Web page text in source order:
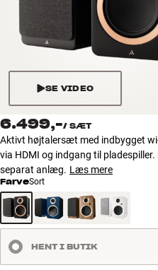
NYHEDER
TILBUD
Find Butik
Kundeservice
Byg med Lyd
SE VIDEO
6.499,-/ SÆT
Aktivt højtalersæt med indbygget
via HDMI og indgang til
separat anlæg. Læs mere
FarveSort
HENT I BUTIK